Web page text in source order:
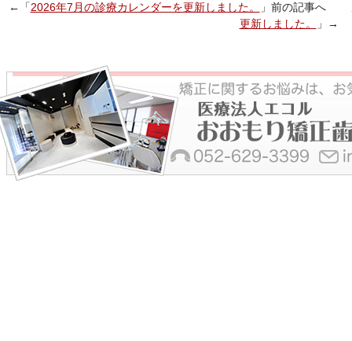
←「2026年7月の診療カレンダーを更新しました。
」前の記事へ
更新しました。
」→